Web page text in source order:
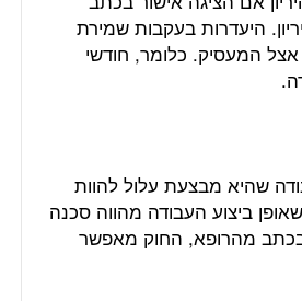
היעדרות בעקבות שמירת
אצל המעסיק. כלומר, חודשי
שהיא מבצעת עלול להוות
ביצוע העבודה מהווה סכנה
מהרופא, החוק מאפשר